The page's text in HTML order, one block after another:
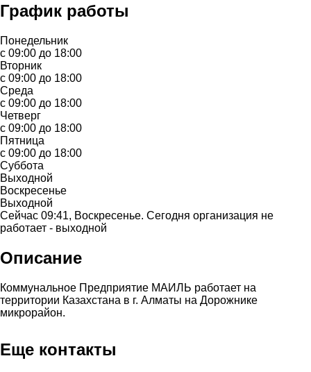
График работы
Понедельник
с 09:00 до 18:00
Вторник
с 09:00 до 18:00
Среда
с 09:00 до 18:00
Четверг
с 09:00 до 18:00
Пятница
с 09:00 до 18:00
Суббота
Выходной
Воскресенье
Выходной
Сейчас 09:41, Воскресенье. Сегодня организация не
работает - выходной
Описание
Коммунальное Предприятие МАИЛЬ работает на
территории Казахстана в г. Алматы на Дорожнике
микрорайон.
Еще контакты